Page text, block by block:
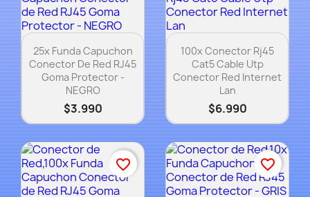
Vista rápida
25x Funda Capuchon
Conector De Red RJ45
Goma Protector -
NEGRO
$3.990
Vista rápida
100x Conector Rj45
Cat5 Cable Utp
Conector Red Internet
Lan
$6.990
favorite_border favorite_border